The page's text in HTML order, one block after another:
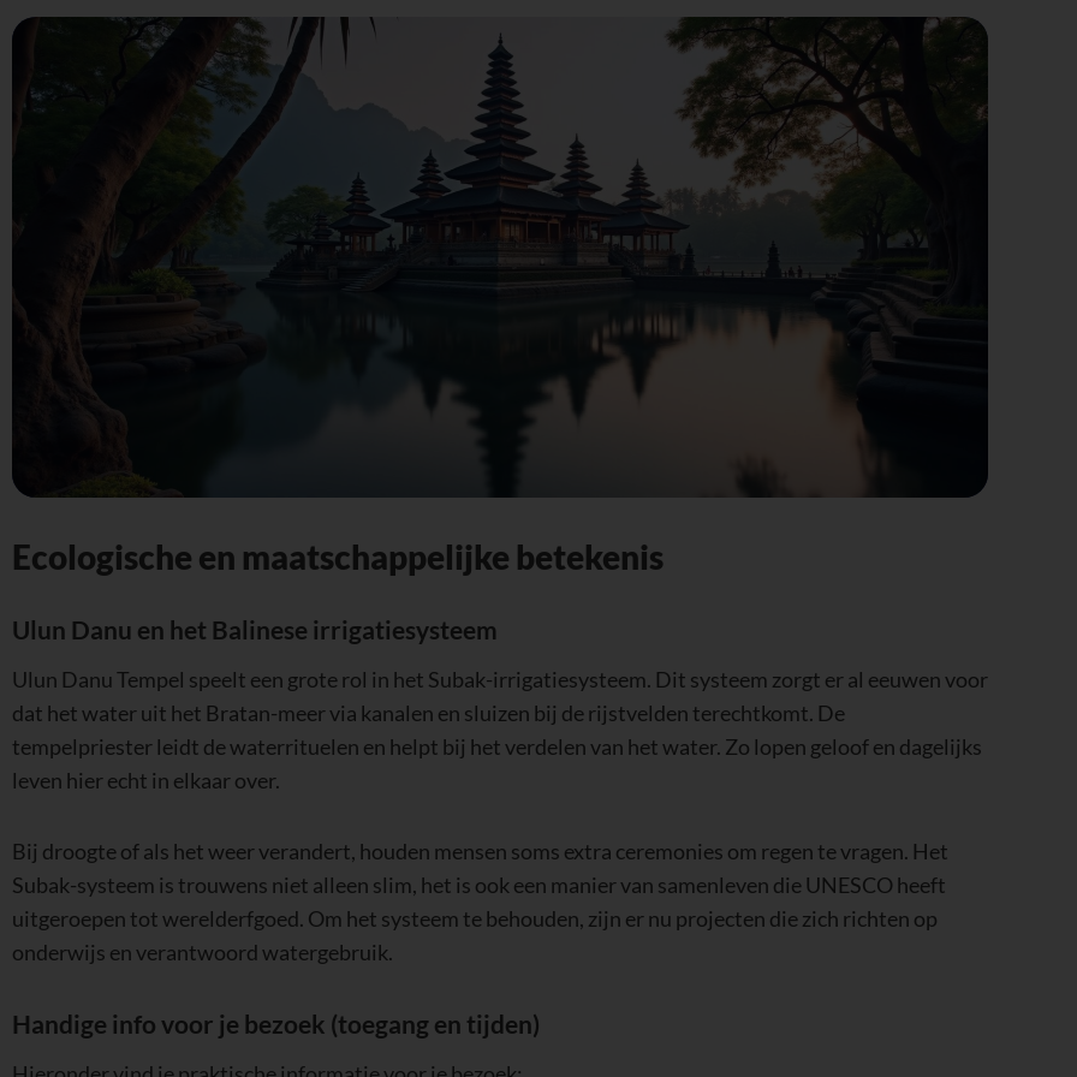
Ecologische en maatschappelijke betekenis
Ulun Danu en het Balinese irrigatiesysteem
Ulun Danu Tempel speelt een grote rol in het Subak-irrigatiesysteem. Dit systeem zorgt er al eeuwen voor
dat het water uit het Bratan-meer via kanalen en sluizen bij de rijstvelden terechtkomt. De
tempelpriester leidt de waterrituelen en helpt bij het verdelen van het water. Zo lopen geloof en dagelijks
leven hier echt in elkaar over.
Bij droogte of als het weer verandert, houden mensen soms extra ceremonies om regen te vragen. Het
Subak-systeem is trouwens niet alleen slim, het is ook een manier van samenleven die UNESCO heeft
uitgeroepen tot werelderfgoed. Om het systeem te behouden, zijn er nu projecten die zich richten op
onderwijs en verantwoord watergebruik.
Handige info voor je bezoek (toegang en tijden)